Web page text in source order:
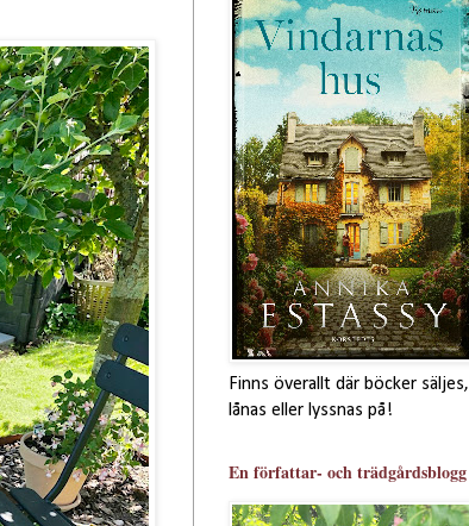
Finns överallt där böcker säljes,
lånas eller lyssnas på!
En författar- och trädgårdsblogg